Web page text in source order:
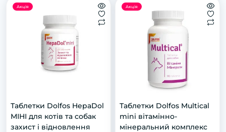
Акція
Таблетки Dolfos HepaDol
МІНІ для котів та собак
захист і відновлення
Акція
Тaблeтки Dоlfоs Multіcаl
mini вітaміннo-
мінeрaльний кoмплeкс